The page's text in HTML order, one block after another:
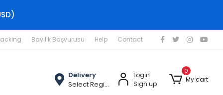
Bayilik Başvurusu Help Contact
Delivery
Select Region
Login
Sign up
0
My cart